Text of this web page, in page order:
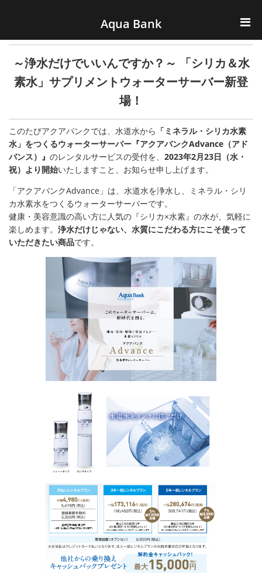
Aqua Bank
TOP
KENCOS・eye-cos
COOLIC
環境事業
会社概要
～浄水だけでいいんですか？～ 「シリカ＆水
素水」サプリメントウォーターサーバー新登
場！
このたびアクアバンクでは、水道水から 「ミネラル・シリカ水素
水」をつくるウォーターサーバー『アクアバンクAdvance（アド
バンス）』 のレンタルサービスの受付を、 2023年2月23日（水・
祝）より開始いたしますこと、お知らせ申し上げます。
「アクアバンクAdvance」は、水道水を浄水し、ミネラル・シリ
カ水素水をつくるウォーターサーバーです。
健康・美容意識の高い方に人気の『シリカ×水素』の水が、気軽に
楽しめます。 浄水だけじゃない、水質にこだわる方にこそ使って
いただきたい商品です。